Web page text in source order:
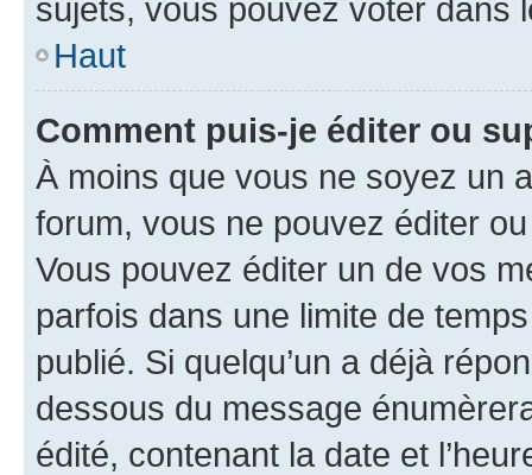
sujets, vous pouvez voter dans
Haut
Comment puis-je éditer ou
À moins que vous ne soyez un
forum, vous ne pouvez éditer
Vous pouvez éditer un de vos
parfois dans une limite de
publié. Si quelqu’un a déjà
dessous du message
édité, contenant la date et